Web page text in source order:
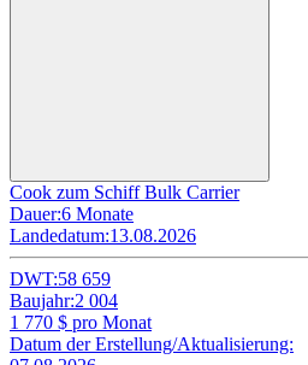
Cook zum Schiff Bulk Carrier
Dauer:6 Monate
Landedatum:13.08.2026
DWT:58 659
Baujahr:2 004
1 770 $ pro Monat
Datum der Erstellung/Aktualisierung: